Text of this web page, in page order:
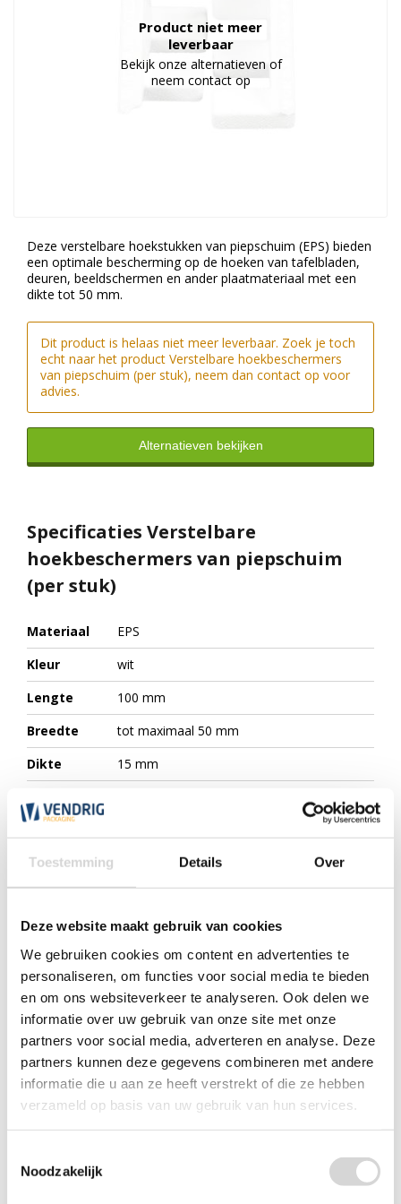
Toestemming Details Over
Deze website maakt gebruik van cookies
We gebruiken cookies om content en advertenties te
personaliseren, om functies voor social media te bieden
en om ons websiteverkeer te analyseren. Ook delen we
informatie over uw gebruik van onze site met onze
partners voor social media, adverteren en analyse. Deze
partners kunnen deze gegevens combineren met andere
informatie die u aan ze heeft verstrekt of die ze hebben
verzameld op basis van uw gebruik van hun services.
Noodzakelijk
Product niet meer
leverbaar
Bekijk onze alternatieven of
neem contact op
Deze verstelbare hoekstukken van piepschuim (EPS) bieden
een optimale bescherming op de hoeken van tafelbladen,
deuren, beeldschermen en ander plaatmateriaal met een
dikte tot 50 mm.
Dit product is helaas niet meer leverbaar. Zoek je toch
echt naar het product Verstelbare hoekbeschermers
van piepschuim (per stuk), neem dan contact op voor
advies.
Alternatieven bekijken
Specificaties Verstelbare
hoekbeschermers van piepschuim
(per stuk)
Materiaal
EPS
Kleur
wit
Lengte
100 mm
Breedte
tot maximaal 50 mm
Dikte
15 mm
Geschikt
bijvoorbeeld tafelbladen, laptops en
Omschrijving Verstelbare
hoekbeschermers van piepschuim
(per stuk)
Deze piepschuim (EPS) hoekstukken bieden een optimale
bescherming op de hoeken van tafelbladen, deuren,
zijn verstelbaar tot een breedte van 50 mm. Dankzij de
goede klemmende werking van de hoekstukken zijn er geen
vochtbestendig en heeft een hoge statische belastbaarheid.